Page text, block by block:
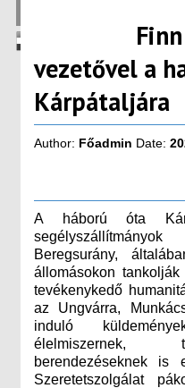
vezetővel a
Kárpátaljára
Author: Főadmin Date:
A háború óta
Beregsurány,
állomásokon
tevékenykedő
az Ungvárra,
induló
élelmiszernek,
berendezéseknek
Szeretetszolgálat